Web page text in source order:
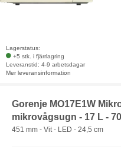
Lagerstatus:
+5 stk. i fjärrlagring
Leveranstid: 4-9 arbetsdagar
Mer leveransinformation
Gorenje MO17E1W
mikrovågsugn - 17 L -
451 mm - Vit - LED - 24,5 cm